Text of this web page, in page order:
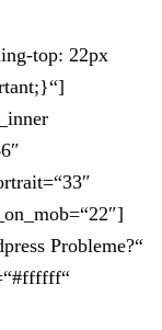
top: 22px
Probleme?“